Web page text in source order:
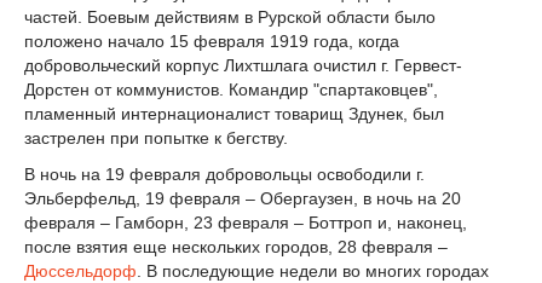
частей. Боевым действиям в Рурской области было
положено начало 15 февраля 1919 года, когда
добровольческий корпус Лихтшлага очистил г. Гервест-
Дорстен от коммунистов. Командир "спартаковцев",
пламенный интернационалист товарищ Здунек, был
застрелен при попытке к бегству.
В ночь на 19 февраля добровольцы освободили г.
Эльберфельд, 19 февраля – Обергаузен, в ночь на 20
февраля – Гамборн, 23 февраля – Боттроп и, наконец,
после взятия еще нескольких городов, 28 февраля –
Дюссельдорф. В последующие недели во многих городах